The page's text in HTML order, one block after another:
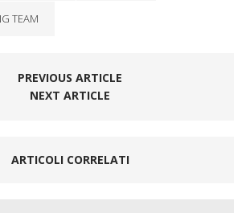
TEAM
PREVIOUS ARTICLE
NEXT ARTICLE
ARTICOLI CORRELATI